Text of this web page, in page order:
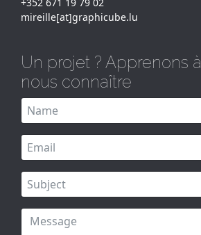
mireille[at]graphicube.lu
Un projet ? Apprenons
nous connaître